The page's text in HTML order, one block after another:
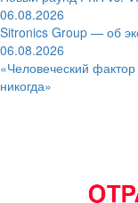
06.08.2026
Sitronics Group — об
06.08.2026
«Человеческий
никогда»